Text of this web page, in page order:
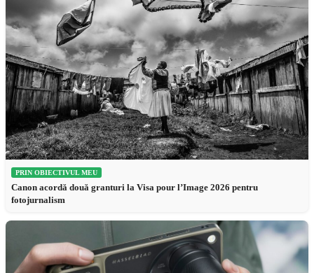
PRIN OBIECTIVUL MEU
Canon acordă două granturi la Visa pour l’Image 2026 pentru
fotojurnalism